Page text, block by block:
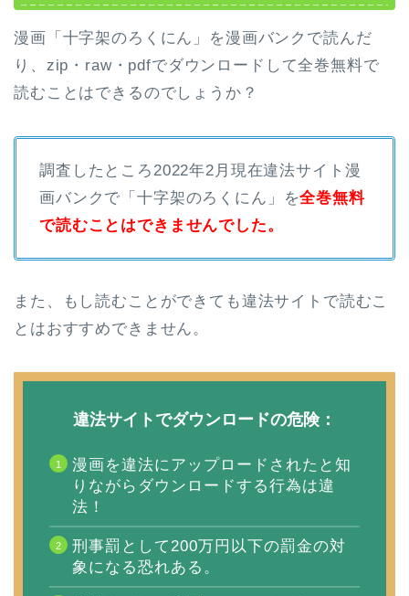
漫画「十字架のろくにん」を漫画バンクで読んだ
り、zip・raw・pdfでダウンロードして全巻無料で
読むことはできるのでしょうか？
調査したところ2022年2月現在違法サイト漫
画バンクで「十字架のろくにん」を全巻無料
で読むことはできませんでした。
また、もし読むことができても違法サイトで読むこ
とはおすすめできません。
違法サイトでダウンロードの危険：
漫画を違法にアップロードされたと知
りながらダウンロードする行為は違
法！
刑事罰として200万円以下の罰金の対
象になる恐れある。